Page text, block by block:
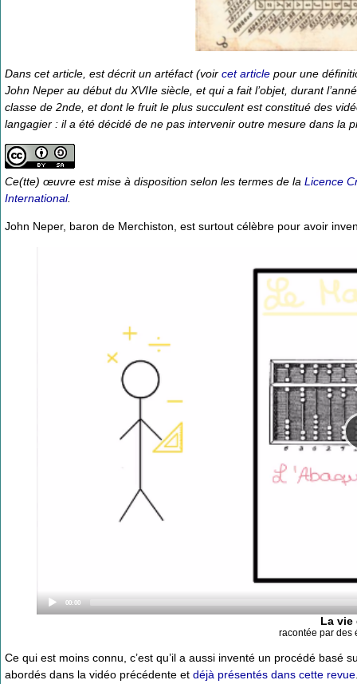
Dans cet article, est décrit un artéfact (voir cet article pour une
John Neper au début du XVIIe siècle, et qui a fait l’objet, durant
classe de 2nde, et dont le fruit le plus succulent est constitué des
langagier : il a été décidé de ne pas intervenir outre mesure dans la
Ce(tte) œuvre est mise à disposition selon les termes de la Licence
International.
John Neper, baron de Merchiston, est surtout célèbre pour avoir
Current
00:00
La vie
racontée par des
Ce qui est moins connu, c’est qu’il a aussi inventé un procédé
abordés dans la vidéo précédente et déjà présentés dans cette revue